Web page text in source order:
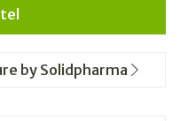
by Solidpharma